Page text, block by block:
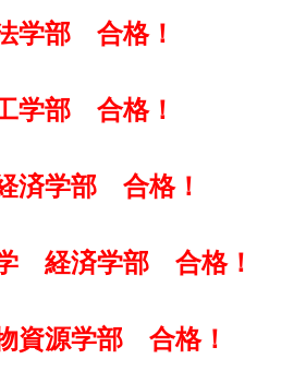
学部 合格！
学部 合格！
済学部 合格！
経済学部 合格！
資源学部 合格！